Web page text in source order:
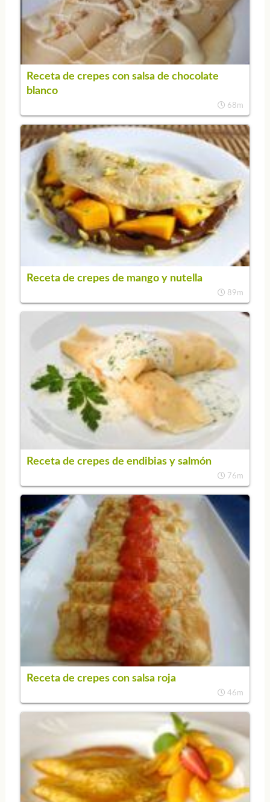
Receta de crepes con salsa de chocolate
blanco
68m
Receta de crepes de mango y nutella
89m
Receta de crepes de endibias y salmón
76m
Receta de crepes con salsa roja
46m